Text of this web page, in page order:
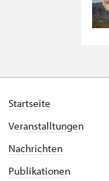
Startseite
Veranstalltungen
Nachrichten
Publikationen